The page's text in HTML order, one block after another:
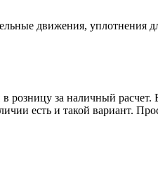
движения, уплотнения
в розницу за наличный
есть и такой вариант.